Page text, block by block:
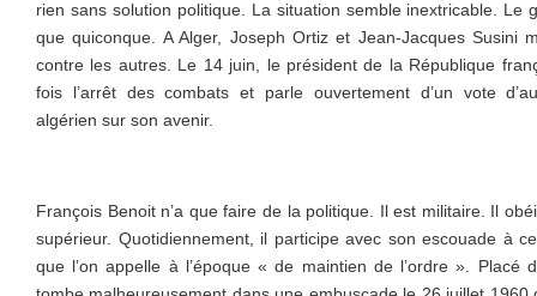
rien sans solution politique. La situation semble inextricable. Le
que quiconque. A Alger, Joseph Ortiz et Jean-Jacques Susini
contre les autres. Le 14 juin, le président de la République
fois l’arrêt des combats et parle ouvertement d’un vote
algérien sur son avenir.
François Benoit n’a que faire de la politique. Il est militaire. Il
supérieur. Quotidiennement, il participe avec son escouade à
que l’on appelle à l’époque « de maintien de l’ordre ». Placé